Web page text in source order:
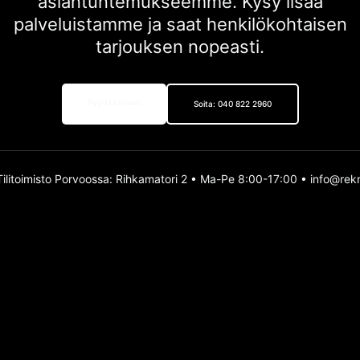
palveluistamme ja saat henkilökohtaisen
tarjouksen nopeasti.
Soita: 040 822 2960
Porvoossa: Rihkamatori 2 • Ma-Pe 8:00-17:00 •